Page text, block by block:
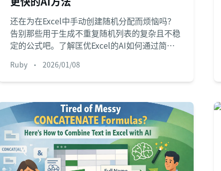
还在为在Excel中手动创建随机分配而烦恼吗？
告别那些用于生成不重复随机列表的复杂且不稳
定的公式吧。了解匡优Excel的AI如何通过简单
配中的随机排序和分组。
Ruby • 2026/01/08